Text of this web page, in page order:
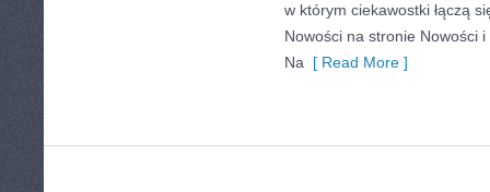
w którym ciekawostki łączą
Nowości na stronie Nowości
Na [ Read More ]